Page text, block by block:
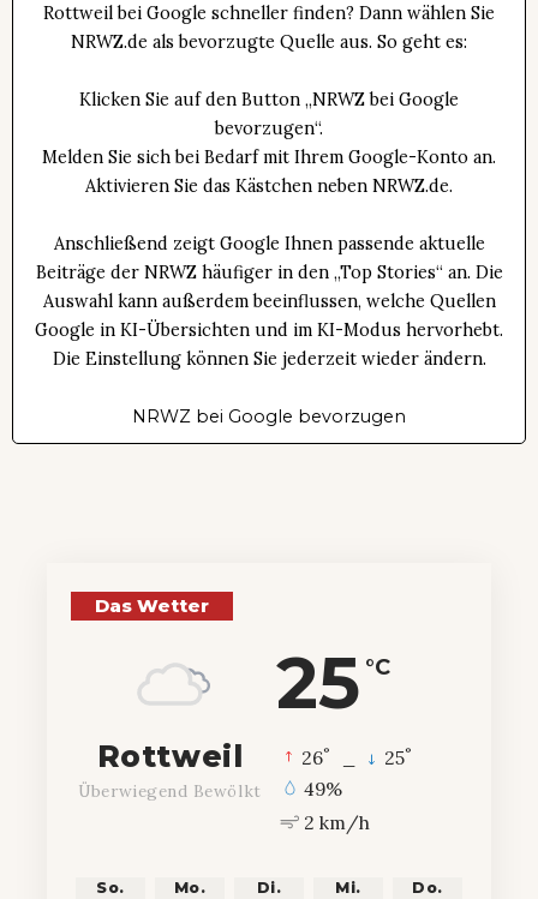
Rottweil bei Google schneller finden? Dann wählen Sie
NRWZ.de als bevorzugte Quelle aus. So geht es:
Klicken Sie auf den Button „NRWZ bei Google
bevorzugen“.
Melden Sie sich bei Bedarf mit Ihrem Google-Konto an.
Aktivieren Sie das Kästchen neben NRWZ.de.
Anschließend zeigt Google Ihnen passende aktuelle
Beiträge der NRWZ häufiger in den „Top Stories“ an. Die
Auswahl kann außerdem beeinflussen, welche Quellen
Google in KI-Übersichten und im KI-Modus hervorhebt.
Die Einstellung können Sie jederzeit wieder ändern.
NRWZ bei Google bevorzugen
Das Wetter
25 °C
Rottweil
Überwiegend Bewölkt
26° 25°
49%
2 km/h
So. Mo. Di. Mi. Do.